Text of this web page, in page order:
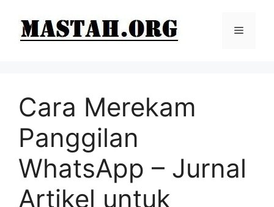
Menu
Cara Merekam
Panggilan
WhatsApp – Jurnal
Artikel untuk